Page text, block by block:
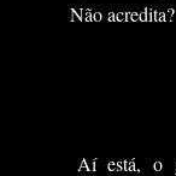
	Não acredita?